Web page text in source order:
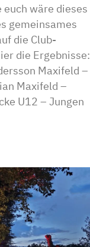
wäre dieses
gemeinsames
die Club-
die Ergebnisse:
Maxifeld –
Maxifeld –
U12 – Jungen